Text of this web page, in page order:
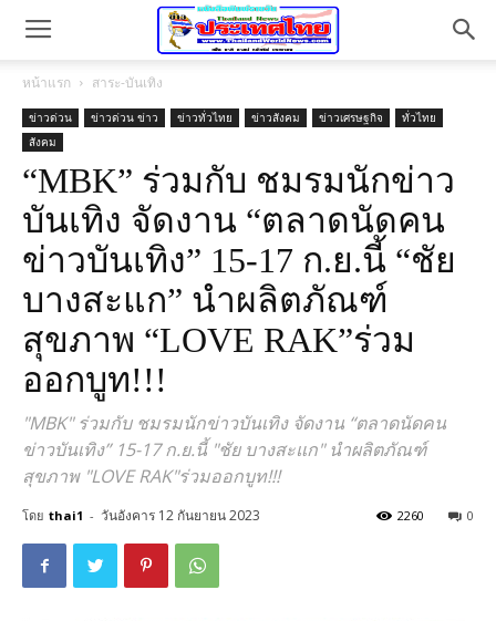
หน้าแรก สาระ-บันเทิง
ข่าวด่วน ข่าวด่วน ข่าว ข่าวทั่วไทย ข่าวสังคม ข่าวเศรษฐกิจ
ทั่วไทย
สังคม
“MBK” ร่วมกับ ชมรมนักข่าว
บันเทิง จัดงาน “ตลาดนัดคน
ข่าวบันเทิง” 15-17 ก.ย.นี้ “ชัย
บางสะแก” นำผลิตภัณฑ์
สุขภาพ “LOVE RAK”ร่วม
ออกบูท!!!
"MBK" ร่วมกับ ชมรมนักข่าวบันเทิง จัดงาน “ตลาดนัดคน
ข่าวบันเทิง” 15-17 ก.ย.นี้ "ชัย บางสะแก" นำผลิตภัณฑ์
สุขภาพ "LOVE RAK"ร่วมออกบูท!!!
โดย thai1 - วันอังคาร 12 กันยายน 2023 0
2260